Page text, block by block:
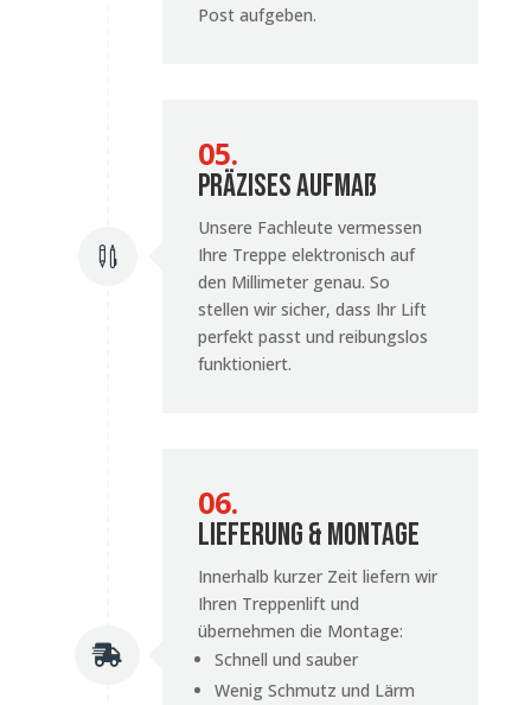
Post aufgeben.

05.
Präzises Aufmaß
Unsere Fachleute vermessen
Ihre Treppe elektronisch auf
den Millimeter genau. So
stellen wir sicher, dass Ihr Lift
perfekt passt und reibungslos
funktioniert.

06.
Lieferung & Montage
Innerhalb kurzer Zeit liefern wir
Ihren Treppenlift und
übernehmen die Montage:
Schnell und sauber
Wenig Schmutz und Lärm